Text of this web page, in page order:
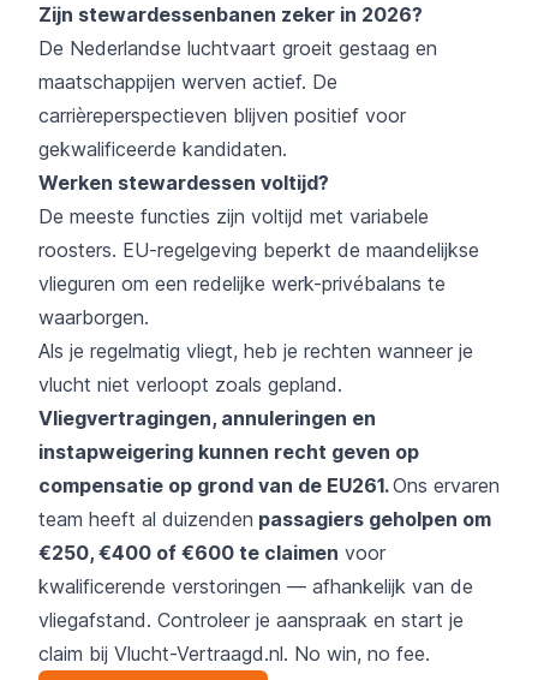
Zijn stewardessenbanen zeker in 2026?
De Nederlandse luchtvaart groeit gestaag en
maatschappijen werven actief. De
carrièreperspectieven blijven positief voor
gekwalificeerde kandidaten.
Werken stewardessen voltijd?
De meeste functies zijn voltijd met variabele
roosters. EU-regelgeving beperkt de maandelijkse
vlieguren om een redelijke werk-privébalans te
waarborgen.
Als je regelmatig vliegt, heb je rechten wanneer je
vlucht niet verloopt zoals gepland.
Vliegvertragingen, annuleringen en
instapweigering kunnen recht geven op
compensatie op grond van de EU261.Ons ervaren
team heeft al duizenden passagiers geholpen om
€250, €400 of €600 te claimen voor
kwalificerende verstoringen — afhankelijk van de
vliegafstand. Controleer je aanspraak en start je
claim bij Vlucht-Vertraagd.nl. No win, no fee.